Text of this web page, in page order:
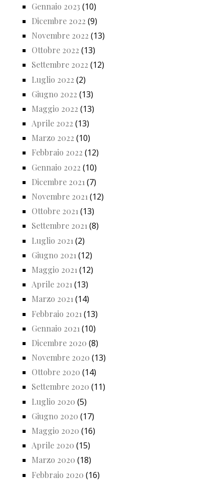
Gennaio 2023 (10)
Dicembre 2022 (9)
Novembre 2022 (13)
Ottobre 2022 (13)
Settembre 2022 (12)
Luglio 2022 (2)
Giugno 2022 (13)
Maggio 2022 (13)
Aprile 2022 (13)
Marzo 2022 (10)
Febbraio 2022 (12)
Gennaio 2022 (10)
Dicembre 2021 (7)
Novembre 2021 (12)
Ottobre 2021(13)
Settembre 2021(8)
Luglio 2021 (2)
Giugno 2021 (12)
Maggio 2021 (12)
Aprile 2021 (13)
Marzo 2021(14)
Febbraio 2021 (13)
Gennaio 2021 (10)
Dicembre 2020 (8)
Novembre 2020 (13)
Ottobre 2020 (14)
Settembre 2020 (11)
Luglio 2020 (5)
Giugno 2020 (17)
Maggio 2020 (16)
Aprile 2020 (15)
Marzo 2020 (18)
Febbraio 2020 (16)